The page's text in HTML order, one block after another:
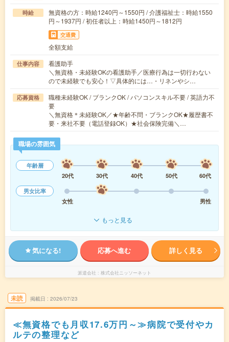
時給
無資格の方：時給1240円～1550円 / 介護福祉士：時給1550
円～1937円 / 初任者以上：時給1450円～1812円
交通費
全額支給
仕事内容
看護助手
＼無資格・未経験OKの看護助手／医療行為は一切行わない
ので未経験でも安心！▽具体的には…・リネンやシ…
応募資格
職種未経験OK / ブランクOK / パソコンスキル不要 / 英語力不
要
＼無資格＊未経験OK／★年齢不問・ブランクOK★履歴書不
要・来社不要（電話登録OK）★社会保険完備＼…
職場の雰囲気
年齢層
20代
30代 40代 50代
60代
男女比率
女性
男性
もっと見る
気になる! 応募へ進む 詳しく見る
派遣会社 株式会社ニッソーネット
未読 掲載日 2026/07/23
≪無資格でも月収17.6万円～≫病院で受付やカ
ルテの整理など